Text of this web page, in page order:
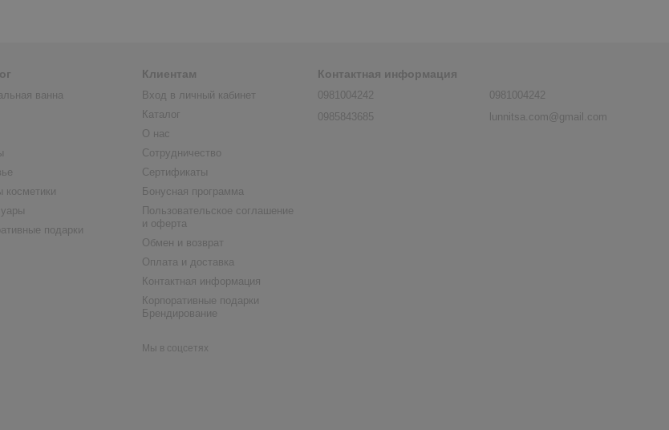
ванна
косметики
подарки
Клиентам
Вход в личный кабинет
Каталог
О нас
Сотрудничество
Сертификаты
Бонусная программа
Пользовательское соглашение
и оферта
Обмен и возврат
Оплата и доставка
Контактная информация
Корпоративные подарки
Брендирование
Мы в соцсетях
Контактная информация
0981004242
0985843685
0981004242
lunnitsa.com@gmail.com